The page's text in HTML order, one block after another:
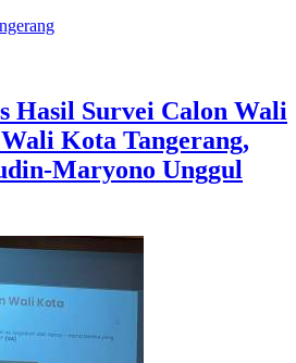
Hasil Survei Calon Wali
Kota Tangerang,
Maryono Unggul